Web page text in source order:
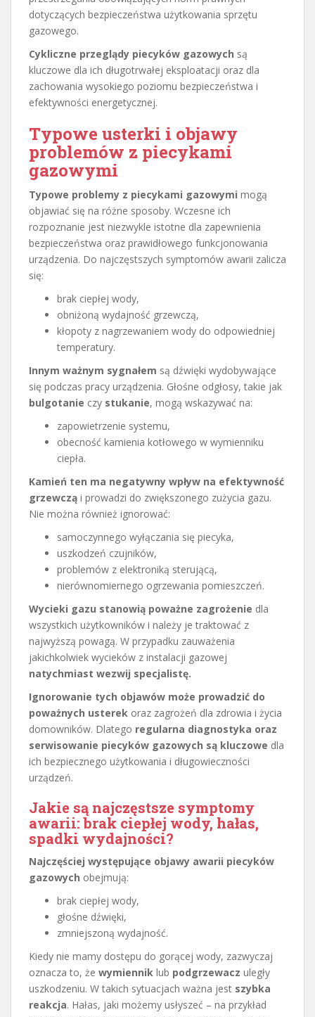
dotyczących bezpieczeństwa użytkowania sprzętu
gazowego.
Cykliczne przeglądy piecyków gazowych są
kluczowe dla ich długotrwałej eksploatacji oraz dla
zachowania wysokiego poziomu bezpieczeństwa i
efektywności energetycznej.
Typowe usterki i objawy
problemów z piecykami
gazowymi
Typowe problemy z piecykami gazowymi mogą
objawiać się na różne sposoby. Wczesne ich
rozpoznanie jest niezwykle istotne dla zapewnienia
bezpieczeństwa oraz prawidłowego funkcjonowania
urządzenia. Do najczęstszych symptomów awarii zalicza
się:
brak ciepłej wody,
obniżoną wydajność grzewczą,
kłopoty z nagrzewaniem wody do odpowiedniej
temperatury.
Innym ważnym sygnałem są dźwięki wydobywające
się podczas pracy urządzenia. Głośne odgłosy, takie jak
bulgotanie czy stukanie, mogą wskazywać na:
zapowietrzenie systemu,
obecność kamienia kotłowego w wymienniku
ciepła.
Kamień ten ma negatywny wpływ na efektywność
grzewczą i prowadzi do zwiększonego zużycia gazu.
Nie można również ignorować:
samoczynnego wyłączania się piecyka,
uszkodzeń czujników,
problemów z elektroniką sterującą,
nierównomiernego ogrzewania pomieszczeń.
Wycieki gazu stanowią poważne zagrożenie dla
wszystkich użytkowników i należy je traktować z
najwyższą powagą. W przypadku zauważenia
jakichkolwiek wycieków z instalacji gazowej
natychmiast wezwij specjalistę.
Ignorowanie tych objawów może prowadzić do
poważnych usterek oraz zagrożeń dla zdrowia i życia
domowników. Dlatego regularna diagnostyka oraz
serwisowanie piecyków gazowych są kluczowe dla
ich bezpiecznego użytkowania i długowieczności
urządzeń.
Jakie są najczęstsze symptomy
awarii: brak ciepłej wody, hałas,
spadki wydajności?
Najczęściej występujące objawy awarii piecyków
gazowych obejmują:
brak ciepłej wody,
głośne dźwięki,
zmniejszoną wydajność.
Kiedy nie mamy dostępu do gorącej wody, zazwyczaj
oznacza to, że wymiennik lub podgrzewacz uległy
uszkodzeniu. W takich sytuacjach ważna jest szybka
reakcja. Hałas, jaki możemy usłyszeć – na przykład